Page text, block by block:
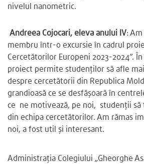
nivelul nanometric.
Andreea Cojocari, eleva anului IV:
membru într-o excursie în cadrul
Cercetătorilor Europeni 2023-2024”.
proiect permite studenților să afle
despre cercetătorii din Republica
grandioasă ce se desfășoară în
ce ne motivează, pe noi, studenții
din echipa cercetătorilor. Am rămas
noi, a fost util și interesant.
Administrația Colegiului „Gheorghe